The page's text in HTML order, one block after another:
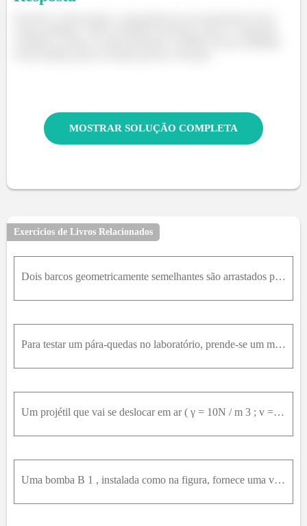
MOSTRAR SOLUÇÃO COMPLETA
Exercícios de Livros Relacionados
Dois barcos geometricamente semelhantes são arrastados por dois rebocadores. O barco A é arrastado a uma velocidade de 9 m/s e oferece uma resistência ao arrasto de 10 5N . Sendo o segundo barco três
Para testar um pára-quedas no laboratório, prende-se um modelo semelhante, na escala 1 / 10 , numa balança e sopra-se ar para cima com um ventilador, até que a balança indique zero. Sabe-se que a forç
Um projétil que vai se deslocar em ar ( γ = 10N / m 3 ; v = 10 - 5m 2 / s ) , é testado com água ( γ = 10 4N / m 3 ; v = 10 - 6m 2 / s ) num canal de provas, sendo obtidos os dados da tabela, que rela
Uma bomba B 1 , instalada como na figura, fornece uma vazão de 20L / s e uma pressão de saída de 390k P a com 3450r p m . Nessas condições, a potência dissipada na bomba é 2,6k W . Para a análise dess